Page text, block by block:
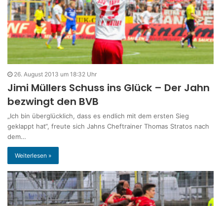
26. August 2013 um 18:32 Uhr
Jimi Müllers Schuss ins Glück – Der Jahn
bezwingt den BVB
„Ich bin überglücklich, dass es endlich mit dem ersten Sieg
geklappt hat“, freute sich Jahns Cheftrainer Thomas Stratos nach
dem…
Weiterlesen »